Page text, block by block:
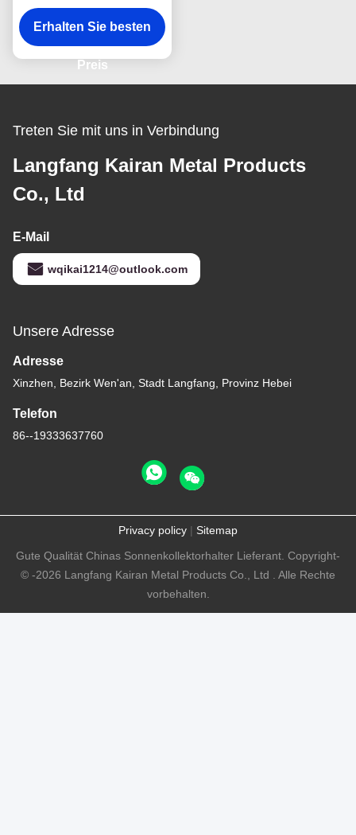
Widerstand Solar Strut
Kanal
Erhalten Sie besten
Preis
Treten Sie mit uns in Verbindung
Langfang Kairan Metal Products
Co., Ltd
E-Mail
wqikai1214@outlook.com
Unsere Adresse
Adresse
Xinzhen, Bezirk Wen'an, Stadt Langfang, Provinz Hebei
Telefon
86--19333637760
Privacy policy | Sitemap
Gute Qualität Chinas Sonnenkollektorhalter Lieferant. Copyright-
© -2026 Langfang Kairan Metal Products Co., Ltd . Alle Rechte
vorbehalten.